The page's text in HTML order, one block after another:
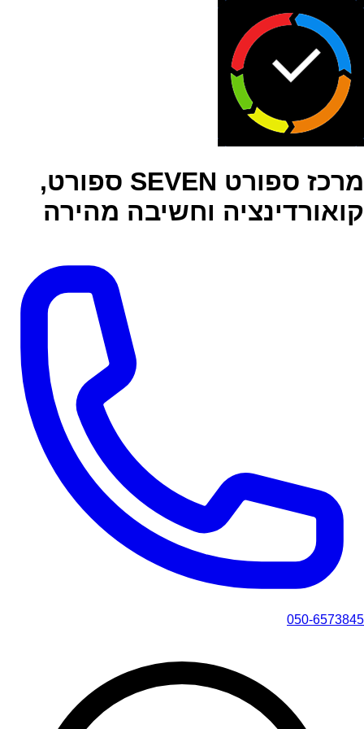
מרכז ספורט SEVEN ספורט,
קואורדינציה וחשיבה מהירה
050-6573845